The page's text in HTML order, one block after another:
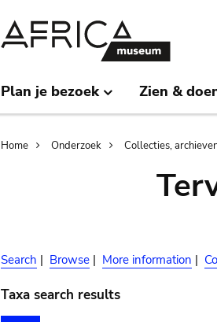
Plan je bezoek Zien &
Breadcrumb
Home Onderzoek Collecties,
Search | Browse | More information |
Taxa search results